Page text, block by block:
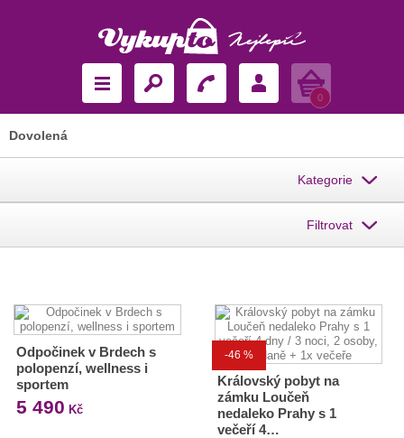
Košík
0
Dovolená
Kategorie
Filtrovat
Odpočinek v Brdech s
polopenzí, wellness i
sportem
5 490 Kč
-46 %
Královský pobyt na
zámku Loučeň
nedaleko Prahy s 1
večeří 4…